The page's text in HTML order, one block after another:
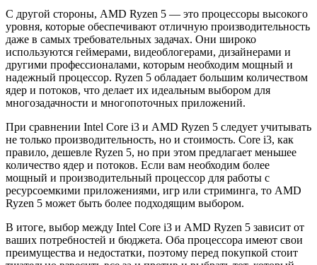
С другой стороны, AMD Ryzen 5 — это процессоры высокого
уровня, которые обеспечивают отличную производительность
даже в самых требовательных задачах. Они широко
используются геймерами, видеоблогерами, дизайнерами и
другими профессионалами, которым необходим мощный и
надежный процессор. Ryzen 5 обладает большим количеством
ядер и потоков, что делает их идеальным выбором для
многозадачности и многопоточных приложений.
При сравнении Intel Core i3 и AMD Ryzen 5 следует учитывать
не только производительность, но и стоимость. Core i3, как
правило, дешевле Ryzen 5, но при этом предлагает меньшее
количество ядер и потоков. Если вам необходим более
мощный и производительный процессор для работы с
ресурсоемкими приложениями, игр или стриминга, то AMD
Ryzen 5 может быть более подходящим выбором.
В итоге, выбор между Intel Core i3 и AMD Ryzen 5 зависит от
ваших потребностей и бюджета. Оба процессора имеют свои
преимущества и недостатки, поэтому перед покупкой стоит